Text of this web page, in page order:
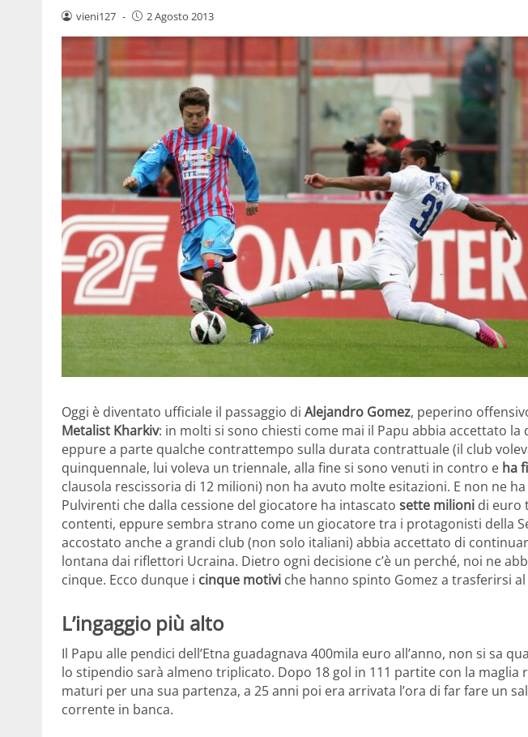
vieni127 - 2 Agosto 2013
Oggi è diventato ufficiale il passaggio di Alejandro Gomez, peperino
Metalist Kharkiv: in molti si sono chiesti come mai il Papu abbia accettato la
eppure a parte qualche contrattempo sulla durata contrattuale (il club
quinquennale, lui voleva un triennale, alla fine si sono venuti in contro e ha
clausola rescissoria di 12 milioni) non ha avuto molte esitazioni. E non ne
Pulvirenti che dalla cessione del giocatore ha intascato sette milioni di euro
contenti, eppure sembra strano come un giocatore tra i protagonisti della
accostato anche a grandi club (non solo italiani) abbia accettato di
lontana dai riflettori Ucraina. Dietro ogni decisione c’è un perché, noi ne
cinque. Ecco dunque i cinque motivi che hanno spinto Gomez a trasferirsi
L’ingaggio più alto
Il Papu alle pendici dell’Etna guadagnava 400mila euro all’anno, non si sa
lo stipendio sarà almeno triplicato. Dopo 18 gol in 111 partite con la maglia
maturi per una sua partenza, a 25 anni poi era arrivata l’ora di far fare un
corrente in banca.